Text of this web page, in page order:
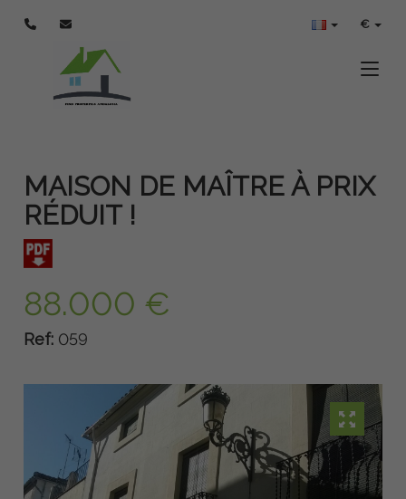
€
MAISON DE MAÎTRE À PRIX
RÉDUIT !
88.000 €
Ref: 059